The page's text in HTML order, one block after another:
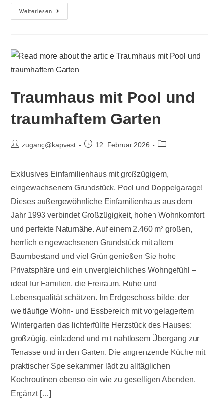
Weiterlesen
Traumhaus mit Pool und
traumhaftem Garten
zugang@kapvest 12. Februar 2026
Exklusives Einfamilienhaus mit großzügigem,
eingewachsenem Grundstück, Pool und Doppelgarage!
Dieses außergewöhnliche Einfamilienhaus aus dem
Jahr 1993 verbindet Großzügigkeit, hohen Wohnkomfort
und perfekte Naturnähe. Auf einem 2.460 m² großen,
herrlich eingewachsenen Grundstück mit altem
Baumbestand und viel Grün genießen Sie hohe
Privatsphäre und ein unvergleichliches Wohngefühl –
ideal für Familien, die Freiraum, Ruhe und
Lebensqualität schätzen. Im Erdgeschoss bildet der
weitläufige Wohn- und Essbereich mit vorgelagertem
Wintergarten das lichterfüllte Herzstück des Hauses:
großzügig, einladend und mit nahtlosem Übergang zur
Terrasse und in den Garten. Die angrenzende Küche mit
praktischer Speisekammer lädt zu alltäglichen
Kochroutinen ebenso ein wie zu geselligen Abenden.
Ergänzt […]